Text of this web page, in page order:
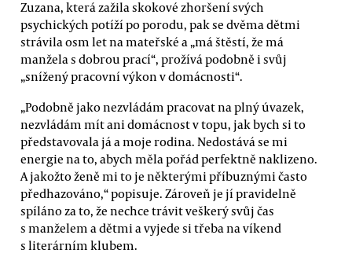
Zuzana, která zažila skokové zhoršení svých
psychických potíží po porodu, pak se dvěma dětmi
strávila osm let na mateřské a „má štěstí, že má
manžela s dobrou prací“, prožívá podobně i svůj
„snížený pracovní výkon v domácnosti“.
„Podobně jako nezvládám pracovat na plný úvazek,
nezvládám mít ani domácnost v topu, jak bych si to
představovala já a moje rodina. Nedostává se mi
energie na to, abych měla pořád perfektně naklizeno.
A jakožto ženě mi to je některými příbuznými často
předhazováno,“ popisuje. Zároveň je jí pravidelně
spíláno za to, že nechce trávit veškerý svůj čas
s manželem a dětmi a vyjede si třeba na víkend
s literárním klubem.